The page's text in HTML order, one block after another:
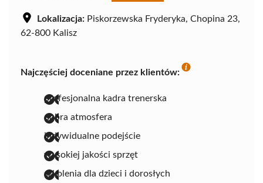
Lokalizacja: Piskorzewska Fryderyka, Chopina 23,
62-800 Kalisz
Najczęściej doceniane przez klientów:
profesjonalna kadra trenerska
dobra atmosfera
indywidualne podejście
wysokiej jakości sprzęt
szkolenia dla dzieci i dorosłych